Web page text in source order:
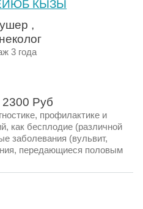
КЫЗЫ
,
3 года
Руб
профилактике и
как бесплодие (различной
заболевания (вульвит,
передающиеся половым